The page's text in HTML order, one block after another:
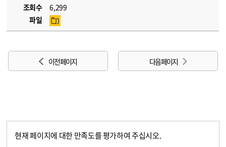
조회수
6,299
파일
이전 페이지 다음 페이지
현재 페이지에 대한 만족도를 평가하여 주십시오.